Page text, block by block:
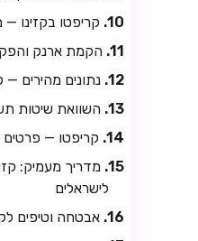
קריפטו בקזינו
הקמת ארנק
נתונים מהירים —
השוואת שיטות
קריפטו — פרטים
מדריך מעמיק:
לישראלים
אבטחה וטיפים